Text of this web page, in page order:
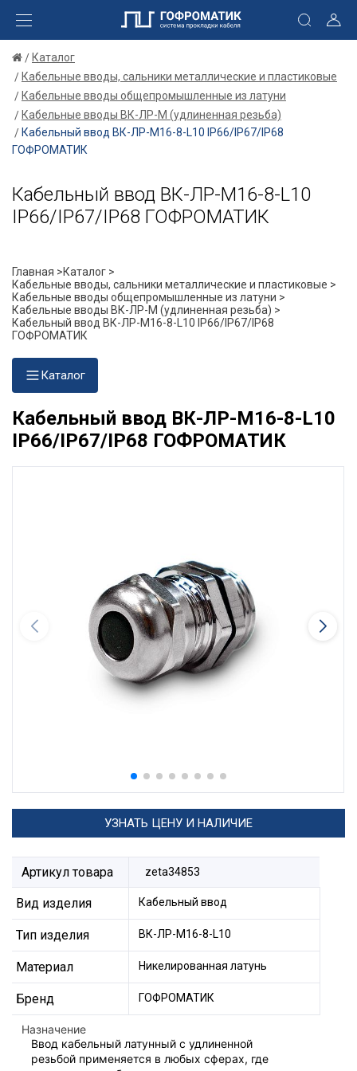
Каталог
Кабельные вводы, сальники металлические и пластиковые
Кабельные вводы общепромышленные из латуни
Кабельные вводы ВК-ЛР-М (удлиненная резьба)
Кабельный ввод ВК-ЛР-М16-8-L10 IP66/IP67/IP68
ГОФРОМАТИК
Кабельный ввод ВК-ЛР-М16-8-L10
IP66/IP67/IP68 ГОФРОМАТИК
Главная >Каталог >
Кабельные вводы, сальники металлические и пластиковые >
Кабельные вводы общепромышленные из латуни >
Кабельные вводы ВК-ЛР-М (удлиненная резьба) >
Кабельный ввод ВК-ЛР-М16-8-L10 IP66/IP67/IP68
ГОФРОМАТИК
Каталог
Кабельный ввод ВК-ЛР-М16-8-L10
IP66/IP67/IP68 ГОФРОМАТИК
УЗНАТЬ ЦЕНУ И НАЛИЧИЕ
Артикул товара zeta34853
Вид изделия Кабельный ввод
Тип изделия ВК-ЛР-М16-8-L10
Материал Никелированная латунь
Бренд ГОФРОМАТИК
Назначение
Ввод кабельный латунный с удлиненной
резьбой применяется в любых сферах, где